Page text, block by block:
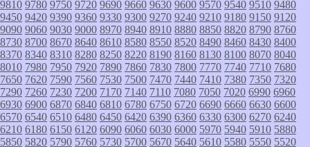
9810 9780 9750 9720 9690 9660 9630 9600 9570 9540 9510 9480
9450 9420 9390 9360 9330 9300 9270 9240 9210 9180 9150 9120
9090 9060 9030 9000 8970 8940 8910 8880 8850 8820 8790 8760
8730 8700 8670 8640 8610 8580 8550 8520 8490 8460 8430 8400
8370 8340 8310 8280 8250 8220 8190 8160 8130 8100 8070 8040
8010 7980 7950 7920 7890 7860 7830 7800 7770 7740 7710 7680
7650 7620 7590 7560 7530 7500 7470 7440 7410 7380 7350 7320
7290 7260 7230 7200 7170 7140 7110 7080 7050 7020 6990 6960
6930 6900 6870 6840 6810 6780 6750 6720 6690 6660 6630 6600
6570 6540 6510 6480 6450 6420 6390 6360 6330 6300 6270 6240
6210 6180 6150 6120 6090 6060 6030 6000 5970 5940 5910 5880
5850 5820 5790 5760 5730 5700 5670 5640 5610 5580 5550 5520